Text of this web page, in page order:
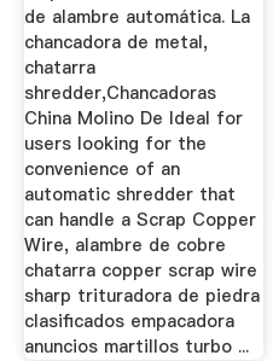
de alambre automática. La
chancadora de metal,
chatarra
shredder,Chancadoras
China Molino De Ideal for
users looking for the
convenience of an
automatic shredder that
can handle a Scrap Copper
Wire, alambre de cobre
chatarra copper scrap wire
sharp trituradora de piedra
clasificados empacadora
anuncios martillos turbo ...